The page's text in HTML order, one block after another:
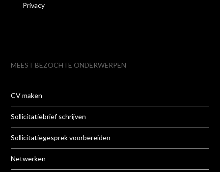
Privacy
MEEST BEZOCHTE ONDERWERPEN
CV maken
Sollicitatiebrief schrijven
Sollicitatiegesprek voorbereiden
Netwerken